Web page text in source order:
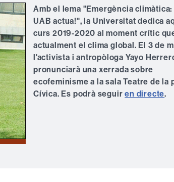
Amb el lema "Emergència climàtica:
UAB actua!", la Universitat dedica
curs 2019-2020 al moment crític
actualment el clima global. El 3 de
l'activista i antropòloga Yayo
pronunciarà una xerrada sobre
ecofeminisme a la sala Teatre de la
Cívica. Es podrà seguiren directe.